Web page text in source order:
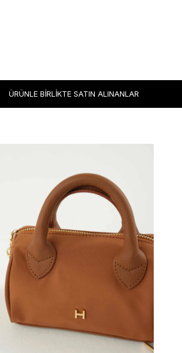
ÜRÜNLE BİRLİKTE SATIN ALINANLAR